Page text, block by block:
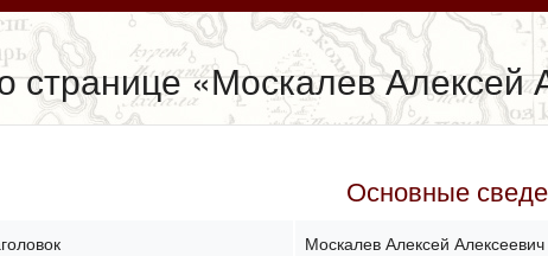
странице «Москалев Алексей
Основные
Москалев Алексей Алексеевич